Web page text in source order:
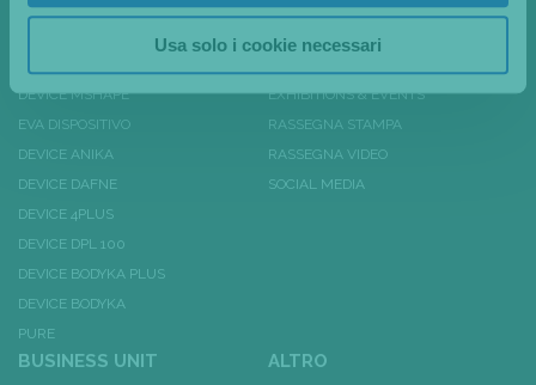
Usa solo i cookie necessari
DEVICE MSHAPE
EVA DISPOSITIVO
DEVICE ANIKA
DEVICE DAFNE
DEVICE 4PLUS
DEVICE DPL 100
DEVICE BODYKA PLUS
DEVICE BODYKA
PURE
ARTICOLI DI STAMPA
EXHIBITIONS & EVENTS
RASSEGNA STAMPA
RASSEGNA VIDEO
SOCIAL MEDIA
BUSINESS UNIT ALTRO